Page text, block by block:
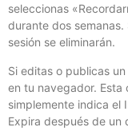
seleccionas
durante dos
sesión se eliminarán.
Si editas o publicas
en tu navegador. Esta
simplemente indica el
Expira después de un